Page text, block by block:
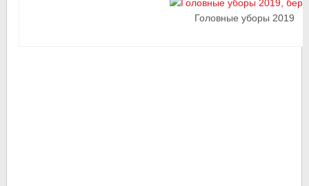
Головные уборы 2019